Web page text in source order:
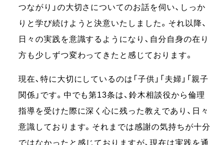
つながり」の大切さについてのお話を伺い、しっか
りと学び続けようと決意いたしました。それ以降、
日々の実践を意識するようになり、自分自身の在り
方も少しずつ変わってきたと感じております。
現在、特に大切にしているのは「子供」「夫婦」「親子
関係」です。中でも第13条は、鈴木相談役から倫理
指導を受けた際に深く心に残った教えであり、日々
意識しております。それまでは感謝の気持ちが十分
ではなかったと感じておりますが、現在は実践を通